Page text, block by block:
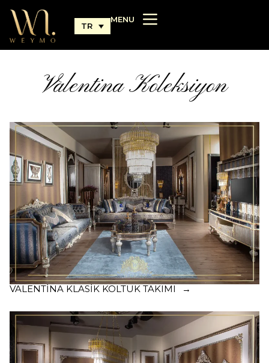
TR
MENU
Valentina Koleksiyon
VALENTINA KLASIK KOLTUK TAKIMI